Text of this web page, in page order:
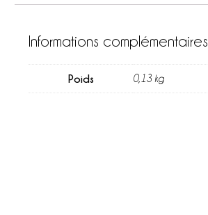
Informations complémentaires
Poids 0,13 kg